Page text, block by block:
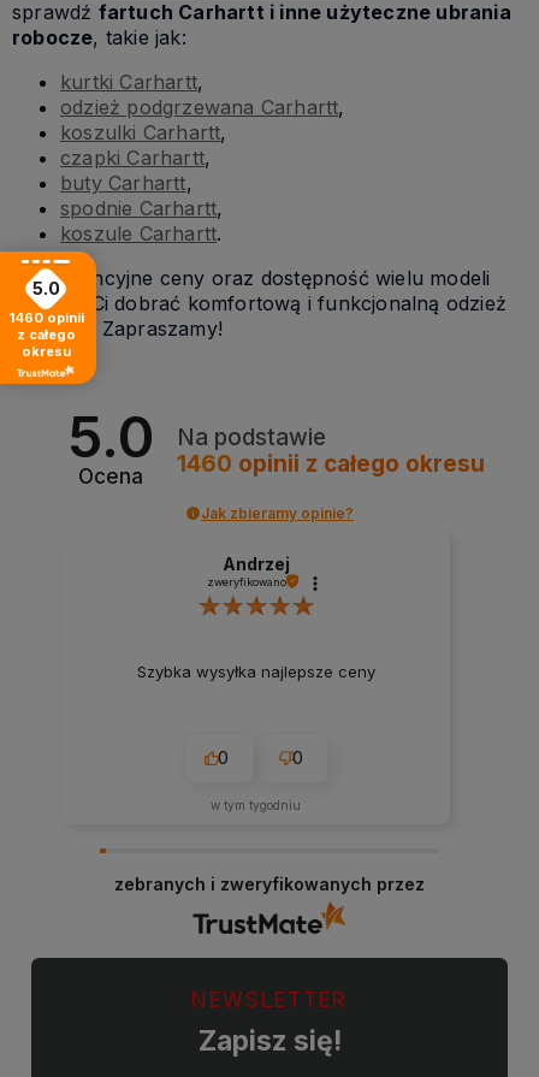
sprawdź fartuch Carhartt i inne użyteczne ubrania
robocze, takie jak:
kurtki Carhartt,
odzież podgrzewana Carhartt,
koszulki Carhartt,
czapki Carhartt,
buty Carhartt,
spodnie Carhartt,
koszule Carhartt.
Konkurencyjne ceny oraz dostępność wielu modeli
pozwoli Ci dobrać komfortową i funkcjonalną odzież
roboczą. Zapraszamy!
5.0
Ocena
Na podstawie
1460 opinii z całego okresu
Jak zbieramy opinie?
Andrzej
zweryfikowano
Szybka wysyłka najlepsze ceny
0 0
w tym tygodniu
zebranych i zweryfikowanych przez
NEWSLETTER
Zapisz się!
5.0
1460 opinii
z całego
okresu